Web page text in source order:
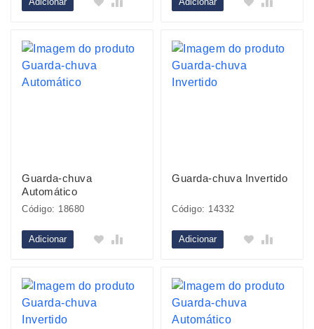
Guarda-chuva
Automático
Código: 18680
Adicionar
Guarda-chuva Invertido
Código: 14332
Adicionar